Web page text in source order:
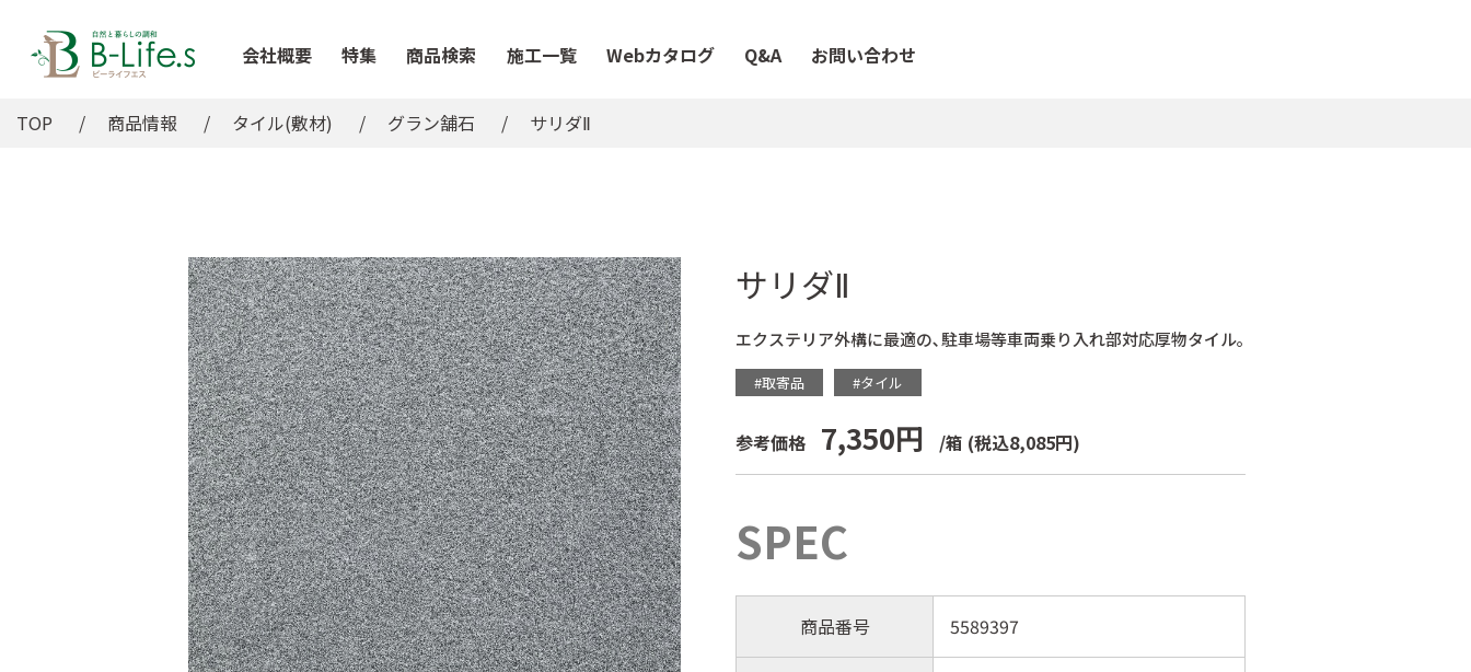
会社概要 特集 商品検索 施工一覧 Webカタログ Q&A お問い合わせ
TOP 商品情報 タイル(敷材) グラン舗石 サリダⅡ
サリダⅡ
エクステリア外構に最適の､駐車場等車両乗り入れ部対応厚物タイル｡
#取寄品 #タイル
参考価格 7,350円 /箱 (税込8,085円)
SPEC
商品番号 5589397